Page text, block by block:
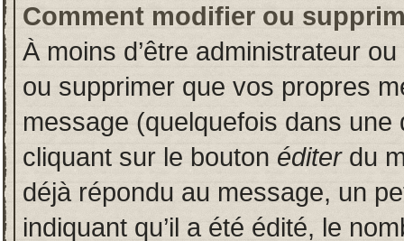
Comment modifier ou
À moins d’être administrateur
ou supprimer que vos propres
message (quelquefois dans
cliquant sur le bouton éditerdu
déjà répondu au message, un
indiquant qu’il a été édité, le